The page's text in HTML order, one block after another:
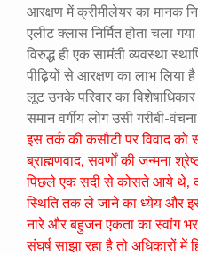
आरक्षण में क्रीमीलेयर का मानक
एलीट क्लास निर्मित होता चला
विरुद्ध ही एक सामंती व्यवस्था
पीढ़ियों से आरक्षण का लाभ
लूट उनके परिवार का
समान वर्गीय लोग उसी गरीबी-
इस तर्क की कसौटी पर विवाद
ब्राह्मणवाद, सवर्णों की जन्मना
पिछले एक सदी से कोसते आये थे,
स्थिति तक ले जाने का ध्येय और
नारे और बहुजन एकता का स्वांग
संघर्ष साझा रहा है तो अधिकारों में